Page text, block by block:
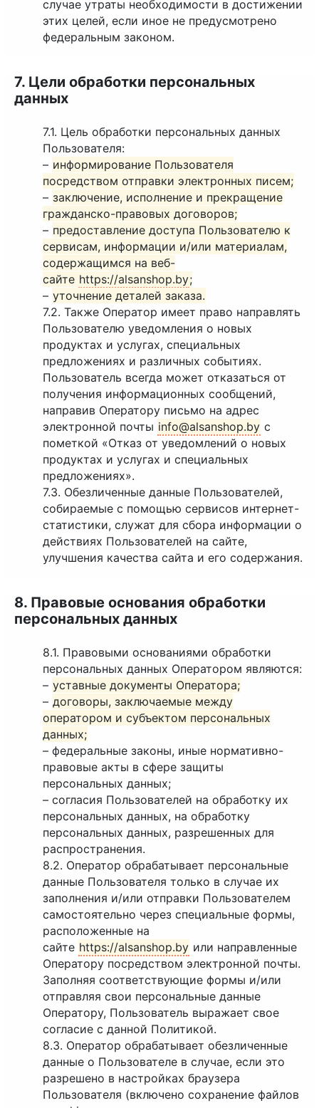
случае утраты необходимости в достижении
этих целей, если иное не предусмотрено
федеральным законом.
7. Цели обработки персональных
данных
7.1. Цель обработки персональных данных
Пользователя:
– информирование Пользователя
посредством отправки электронных писем;
– заключение, исполнение и прекращение
гражданско-правовых договоров;
– предоставление доступа Пользователю к
сервисам, информации и/или материалам,
содержащимся на веб-
сайте https://alsanshop.by;
– уточнение деталей заказа.
7.2. Также Оператор имеет право направлять
Пользователю уведомления о новых
продуктах и услугах, специальных
предложениях и различных событиях.
Пользователь всегда может отказаться от
получения информационных сообщений,
направив Оператору письмо на адрес
электронной почты info@alsanshop.by с
пометкой «Отказ от уведомлений о новых
продуктах и услугах и специальных
предложениях».
7.3. Обезличенные данные Пользователей,
собираемые с помощью сервисов интернет-
статистики, служат для сбора информации о
действиях Пользователей на сайте,
улучшения качества сайта и его содержания.
8. Правовые основания обработки
персональных данных
8.1. Правовыми основаниями обработки
персональных данных Оператором являются:
– уставные документы Оператора;
– договоры, заключаемые между
оператором и субъектом персональных
данных;
– федеральные законы, иные нормативно-
правовые акты в сфере защиты
персональных данных;
– согласия Пользователей на обработку их
персональных данных, на обработку
персональных данных, разрешенных для
распространения.
8.2. Оператор обрабатывает персональные
данные Пользователя только в случае их
заполнения и/или отправки Пользователем
самостоятельно через специальные формы,
расположенные на
сайте https://alsanshop.by или направленные
Оператору посредством электронной почты.
Заполняя соответствующие формы и/или
отправляя свои персональные данные
Оператору, Пользователь выражает свое
согласие с данной Политикой.
8.3. Оператор обрабатывает обезличенные
данные о Пользователе в случае, если это
разрешено в настройках браузера
Пользователя (включено сохранение файлов